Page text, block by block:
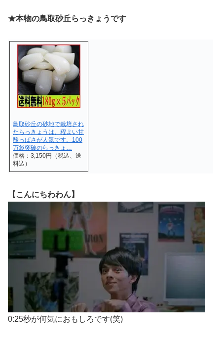
★本物の鳥取砂丘らっきょうです
鳥取砂丘の砂地で栽培され
たらっきょうは、程よい甘
酸っぱさが人気です。100
万袋突破のらっきょ…
価格：3,150円（税込、送
料込）
【こんにちわわん】
0:25秒が何気におもしろです(笑)